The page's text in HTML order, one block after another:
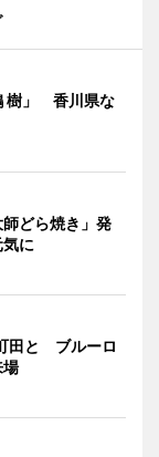
樹」 香川県な
どら焼き」発
に
田と ブルーロ
場